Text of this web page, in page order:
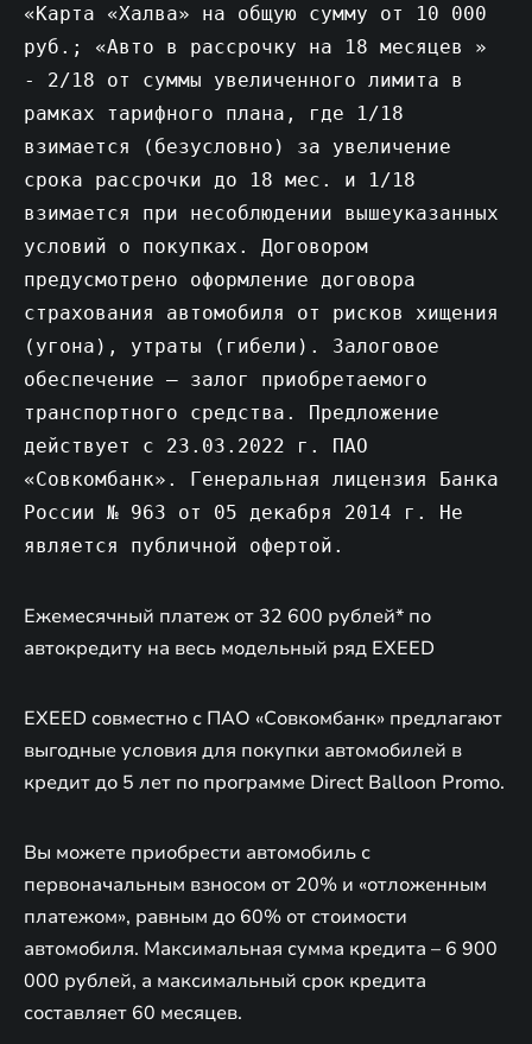
«Карта «Халва» на общую сумму от 10 000
руб.; «Авто в рассрочку на 18 месяцев »
- 2/18 от суммы увеличенного лимита в
рамках тарифного плана, где 1/18
взимается (безусловно) за увеличение
срока рассрочки до 18 мес. и 1/18
взимается при несоблюдении вышеуказанных
условий о покупках. Договором
предусмотрено оформление договора
страхования автомобиля от рисков хищения
(угона), утраты (гибели). Залоговое
обеспечение – залог приобретаемого
транспортного средства. Предложение
действует c 23.03.2022 г. ПАО
«Совкомбанк». Генеральная лицензия Банка
России № 963 от 05 декабря 2014 г. Не
является публичной офертой.
Ежемесячный платеж от 32 600 рублей* по
автокредиту на весь модельный ряд EXEED
EXEED совместно с ПАО «Совкомбанк» предлагают
выгодные условия для покупки автомобилей в
кредит до 5 лет по программе Direct Balloon Promo.
Вы можете приобрести автомобиль с
первоначальным взносом от 20% и «отложенным
платежом», равным до 60% от стоимости
автомобиля. Максимальная сумма кредита – 6 900
000 рублей, а максимальный срок кредита
составляет 60 месяцев.